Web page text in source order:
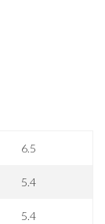
6.5
5.4
5.4